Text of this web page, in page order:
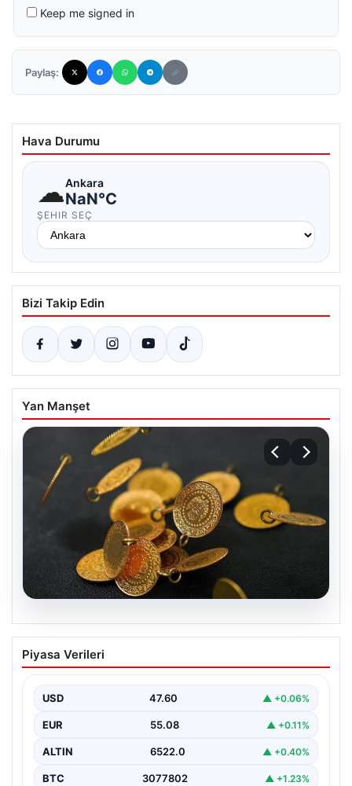
Keep me signed in
Paylaş:
Hava Durumu
☁Ankara
NaN°C
ŞEHIR SEÇ
Bizi Takip Edin
Yan Manşet
05.08.2026
13 Nisan 2026 Altın Fiyatları Güncel
Durum ve Analizler
uluslararası gelişmeler ve jeopolitical riskler nedeniyle
oldukça dalgalı…
Piyasa Verileri
USD 47.60 ▲ +0.06%
EUR 55.08 ▲ +0.11%
ALTIN 6522.0 ▲ +0.40%
BTC 3077802 ▲ +1.23%